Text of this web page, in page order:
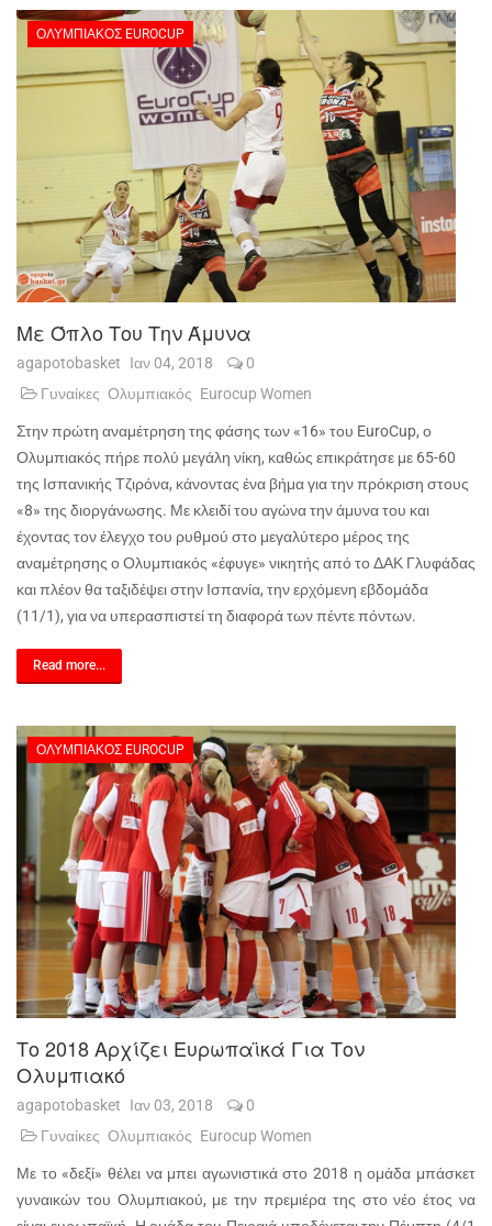
ΟΛΥΜΠΙΑΚΌΣ EUROCUP
Με Όπλο Του Την Άμυνα
agapotobasket Ιαν 04, 2018
0
Γυναίκες Ολυμπιακός Eurocup Women
Στην πρώτη αναμέτρηση της φάσης των «16» του EuroCup, ο
Ολυμπιακός πήρε πολύ μεγάλη νίκη, καθώς επικράτησε με 65-60
της Ισπανικής Τζιρόνα, κάνοντας ένα βήμα για την πρόκριση στους
«8» της διοργάνωσης. Με κλειδί του αγώνα την άμυνα του και
έχοντας τον έλεγχο του ρυθμού στο μεγαλύτερο μέρος της
αναμέτρησης ο Ολυμπιακός «έφυγε» νικητής από το ΔΑΚ Γλυφάδας
και πλέον θα ταξιδέψει στην Ισπανία, την ερχόμενη εβδομάδα
(11/1), για να υπερασπιστεί τη διαφορά των πέντε πόντων.
Read more...
ΟΛΥΜΠΙΑΚΌΣ EUROCUP
Το 2018 Αρχίζει Ευρωπαϊκά Για Τον
Ολυμπιακό
agapotobasket Ιαν 03, 2018
0
Γυναίκες Ολυμπιακός Eurocup Women
Με το «δεξί» θέλει να μπει αγωνιστικά στο 2018 η ομάδα μπάσκετ
γυναικών του Ολυμπιακού, με την πρεμιέρα της στο νέο έτος να